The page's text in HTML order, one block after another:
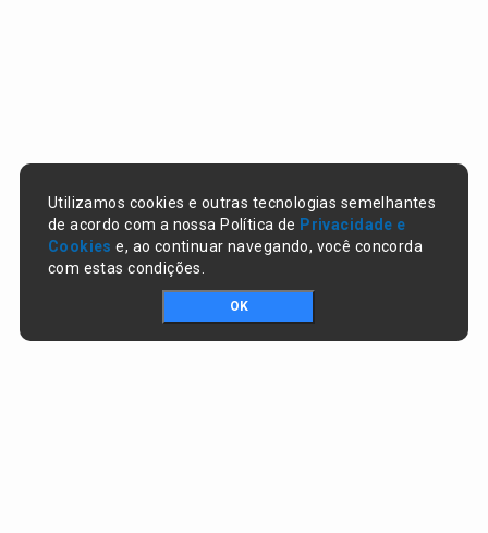
Utilizamos cookies e outras tecnologias semelhantes
de acordo com a nossa Política de Privacidade e
Cookies e, ao continuar navegando, você concorda
com estas condições.
OK